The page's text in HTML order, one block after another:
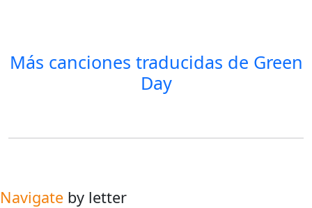
Más canciones traducidas de Green
Day
Navigate by letter